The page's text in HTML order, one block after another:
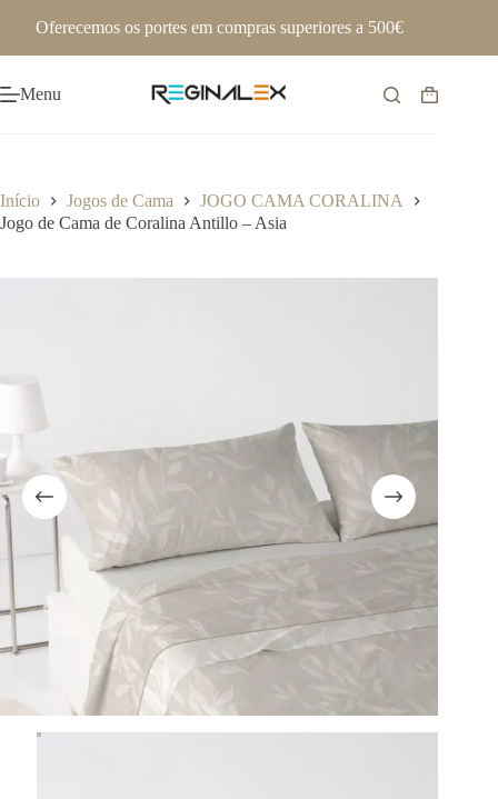
Oferecemos os portes em compras superiores a 500€
Menu
Carrinho
Início Jogos de Cama
JOGO CAMA CORALINA
Jogo de Cama de Coralina Antillo – Asia